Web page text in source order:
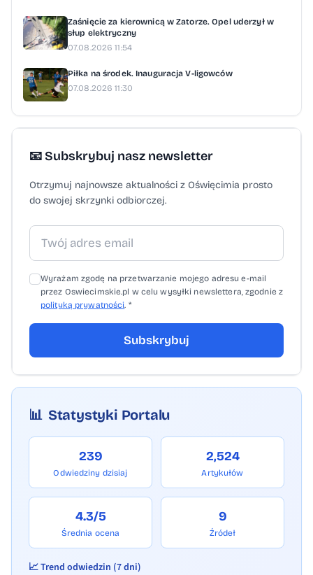
Zaśnięcie za kierownicą w Zatorze. Opel uderzył w
słup elektryczny
07.08.2026 11:54
Piłka na środek. Inauguracja V-ligowców
07.08.2026 11:30
📧 Subskrybuj nasz newsletter
Otrzymuj najnowsze aktualności z Oświęcimia prosto
do swojej skrzynki odbiorczej.
Wyrażam zgodę na przetwarzanie mojego adresu e-mail
przez Oswiecimskie.pl w celu wysyłki newslettera, zgodnie z
polityką prywatności . *
Subskrybuj
📊 Statystyki Portalu
239
Odwiedziny dzisiaj
2,524
Artykułów
4.3/5
Średnia ocena
9
Źródeł
📈 Trend odwiedzin (7 dni)